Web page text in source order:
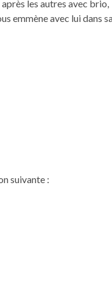
les autres avec brio,
emmène avec lui dans
suivante :